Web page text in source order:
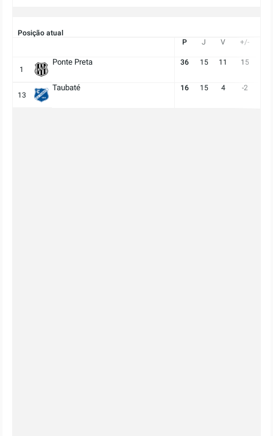
Posição atual
P
J V +/-
1
Ponte Preta 36 15 11 15
13
Taubaté 16 15 4 -2